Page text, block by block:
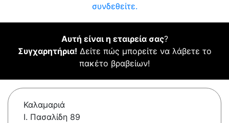
συνδεθείτε.
Αυτή είναι η εταιρεία σας?
Συγχαρητήρια! Δείτε πώς μπορείτε να λάβετε το
πακέτο βραβείων!
Καλαμαριά
Ι. Πασαλίδη 89